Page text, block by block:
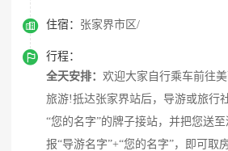
 住宿： 张家界市区/

行程：
全天安排： 欢迎大家自行乘车前往
旅游!抵达张家界站后，导游或旅行
“您的名字”的牌子接站，并把您送
报“导游名字”+“您的名字”，即可取